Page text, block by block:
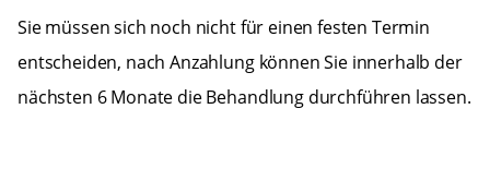
Sie müssen sich noch nicht für einen festen Termin
entscheiden, nach Anzahlung können Sie innerhalb der
nächsten 6 Monate die Behandlung durchführen lassen.